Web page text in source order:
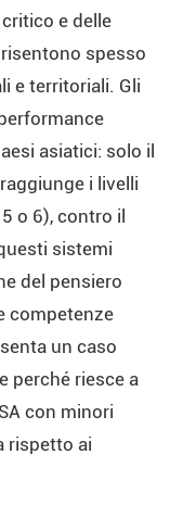
e delle
spesso
e territoriali. Gli
asiatici: solo il
i livelli
o 6), contro il
sistemi
del pensiero
competenze
un caso
perché riesce a
con minori
rispetto ai